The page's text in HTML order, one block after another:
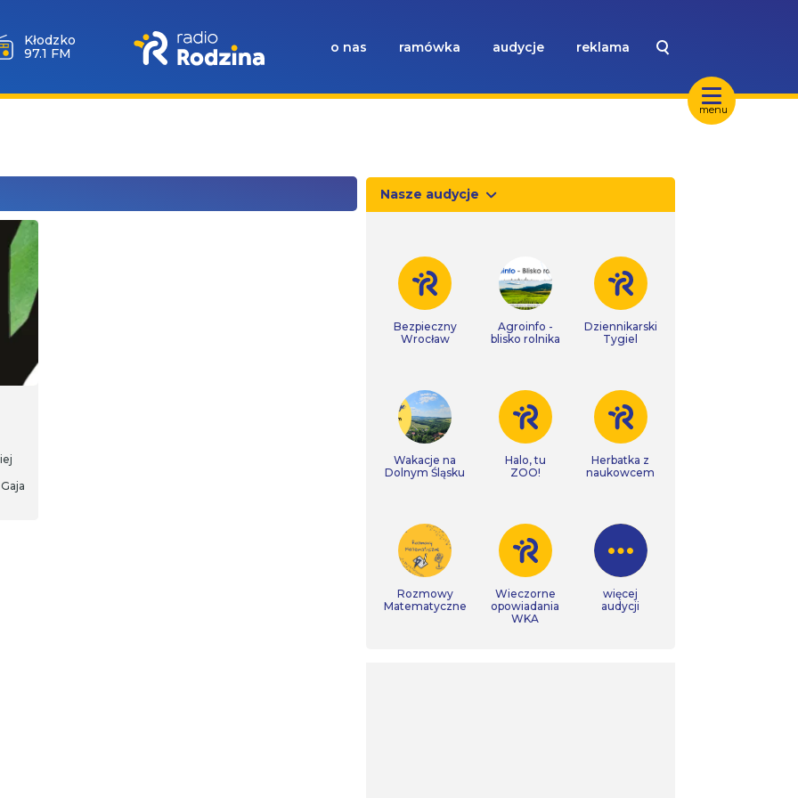
menu
Kłodzko
97.1 FM
o nas ramówka audycje reklama
Nasze audycje
Bezpieczny
Wrocław
Agroinfo -
blisko rolnika
Dziennikarski
Tygiel
Wakacje na
Dolnym Śląsku
Halo, tu
ZOO!
Herbatka z
naukowcem
Rozmowy
Matematyczne
Wieczorne
opowiadania
WKA
więcej
audycji